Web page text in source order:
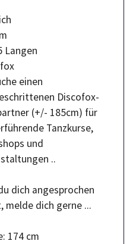
Langen
einen
Discofox-
(+/- 185cm) für
Tanzkurse,
und
..
dich angesprochen
melde dich gerne ...
174 cm